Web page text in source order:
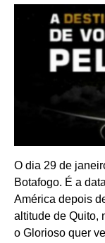
O dia 29 de
Botafogo. É a
América depois
altitude de Quito,
o Glorioso quer